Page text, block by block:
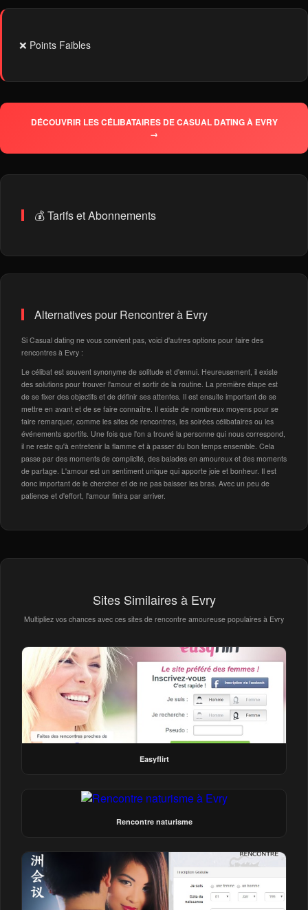
❌ Points Faibles
DÉCOUVRIR LES CÉLIBATAIRES DE CASUAL DATING À EVRY
→
💰 Tarifs et Abonnements
Alternatives pour Rencontrer à Evry
Si Casual dating ne vous convient pas, voici d'autres options pour faire des
rencontres à Evry :
Le célibat est souvent synonyme de solitude et d'ennui. Heureusement, il existe
des solutions pour trouver l'amour et sortir de la routine. La première étape est
de se fixer des objectifs et de définir ses attentes. Il est ensuite important de se
mettre en avant et de se faire connaître. Il existe de nombreux moyens pour se
faire remarquer, comme les sites de rencontres, les soirées célibataires ou les
événements sportifs. Une fois que l'on a trouvé la personne qui nous correspond,
il ne reste qu'à entretenir la flamme et à passer du bon temps ensemble. Cela
passe par des moments de complicité, des balades en amoureux et des moments
de partage. L'amour est un sentiment unique qui apporte joie et bonheur. Il est
donc important de le chercher et de ne pas baisser les bras. Avec un peu de
patience et d'effort, l'amour finira par arriver.
Sites Similaires à Evry
Multipliez vos chances avec ces sites de rencontre amoureuse populaires à Evry
Easyflirt
Rencontre naturisme